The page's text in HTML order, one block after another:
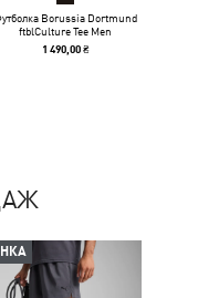
Borussia Dortmund
ftblCulture Tee Men
1 490,00 ₴